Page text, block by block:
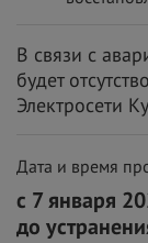
В связи с
будет
Электросети
Дата и время
с 7 января
до